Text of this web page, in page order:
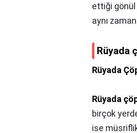
ettiği gönül
aynı
Rüyada
Rüyada
Rüyada
birçok
ise